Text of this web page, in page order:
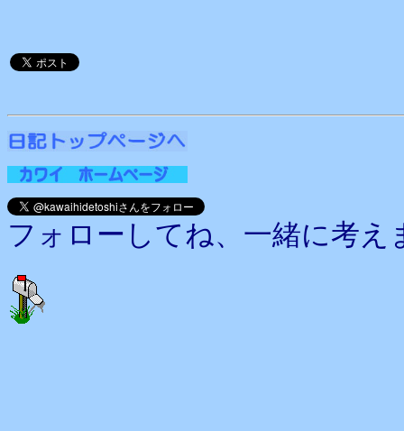
フォローしてね、一緒に考え